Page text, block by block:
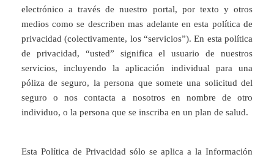
electrónico a través de nuestro portal, por texto y otros
medios como se describen mas adelante en esta política de
privacidad (colectivamente, los “servicios”). En esta política
de privacidad, “usted” significa el usuario de nuestros
servicios, incluyendo la aplicación individual para una
póliza de seguro, la persona que somete una solicitud del
seguro o nos contacta a nosotros en nombre de otro
individuo, o la persona que se inscriba en un plan de salud.
Esta Política de Privacidad sólo se aplica a la Información